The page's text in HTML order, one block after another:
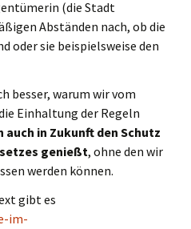
(die Stadt
Abständen nach, ob die
oder sie beispielsweise den
besser, warum wir vom
Einhaltung der Regeln
auch in Zukunft den Schutz
genießt, ohne den wir
werden können.
gibt es
im-